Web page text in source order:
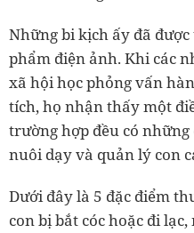
Những bi kịch ấy đã
phẩm điện ảnh. Khi các
xã hội học phỏng vấn
tích, họ nhận thấy một
trường hợp đều có
nuôi dạy và quản lý con
Dưới đây là 5 đặc điểm
con bị bắt cóc hoặc đi